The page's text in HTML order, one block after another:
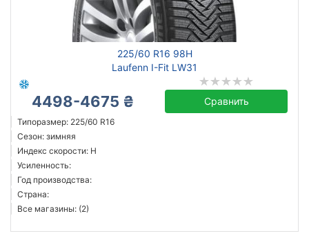
225/60 R16 98H
Laufenn I-Fit LW31
4498-4675 ₴ Сравнить
Типоразмер: 225/60 R16
Сезон: зимняя
Индекс скорости: H
Усиленность:
Год производства:
Страна:
Все магазины: (2)